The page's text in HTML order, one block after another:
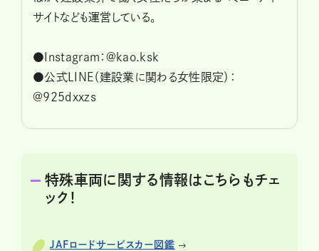
サイトなども運営している。
●Instagram：@kao.ksk
●公式LINE（建設業に関わる女性限定）：
@925dxxzs
特殊車両に関する情報はこちらもチェ
ック！
JAFロードサービスカー図鑑